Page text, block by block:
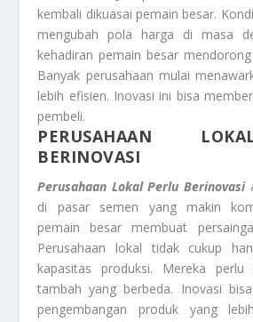
kembali dikuasai pemain besar.
mengubah pola harga di masa
kehadiran pemain besar
Banyak perusahaan mulai
lebih efisien. Inovasi ini bisa
pembeli.
PERUSAHAAN
BERINOVASI
Perusahaan Lokal Perlu Berinovasi
di pasar semen yang makin
pemain besar membuat
Perusahaan lokal tidak cukup
kapasitas produksi. Mereka perlu
tambah yang berbeda. Inovasi
pengembangan produk yang